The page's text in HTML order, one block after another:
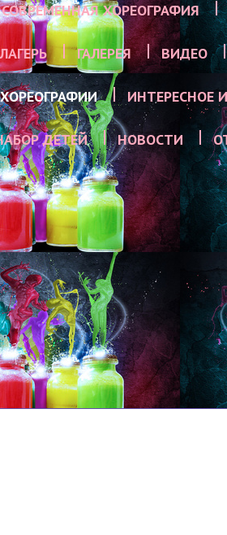
ХОРЕОГРАФИЯ
ГАЛЕРЕЯ ВИДЕО
ИНТЕРЕСНОЕ
ДЕТЕЙ НОВОСТИ